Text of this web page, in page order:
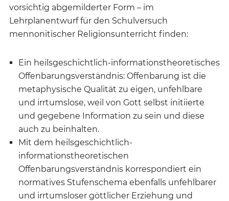
vorsichtig abgemilderter Form – im
Lehrplanentwurf für den Schulversuch
mennonitischer Religionsunterricht finden:
Ein heilsgeschichtlich-informationstheoretisches
Offenbarungsverständnis: Offenbarung ist die
metaphysische Qualität zu eigen, unfehlbare
und irrtumslose, weil von Gott selbst initiierte
und gegebene Information zu sein und diese
auch zu beinhalten.
Mit dem heilsgeschichtlich-
informationstheoretischen
Offenbarungsverständnis korrespondiert ein
normatives Stufenschema ebenfalls unfehlbarer
und irrtumsloser göttlicher Erziehung und